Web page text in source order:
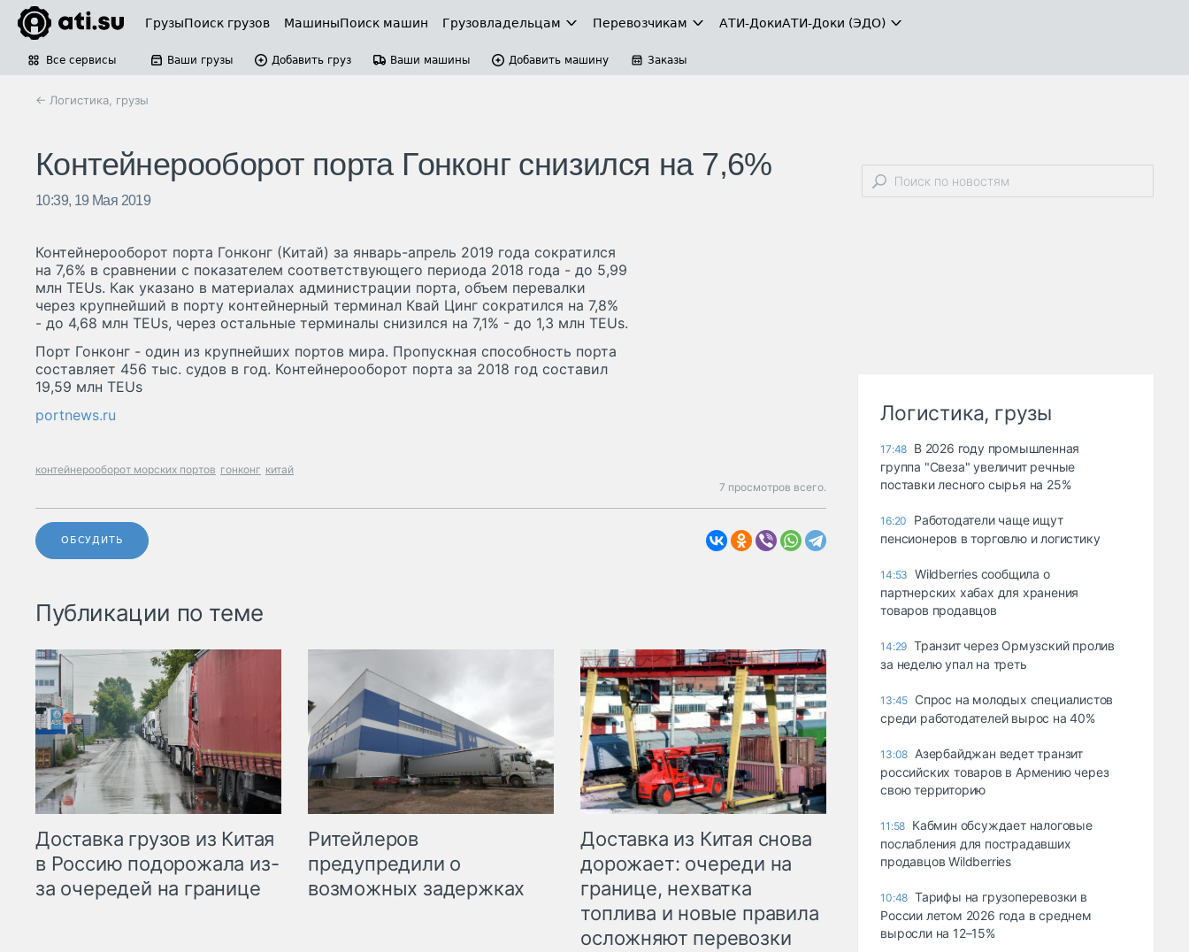
ГрузыПоиск грузов МашиныПоиск машин Грузовладельцам Перевозчикам АТИ-ДокиАТИ-Доки (ЭДО)
Все сервисы Ваши грузы Добавить груз Ваши машины Добавить машину Заказы
← Логистика, грузы
Контейнерооборот порта Гонконг снизился на 7,6%
10:39, 19 Мая 2019
Контейнерооборот порта Гонконг (Китай) за январь-апрель 2019 года сократился
на 7,6% в сравнении с показателем соответствующего периода 2018 года - до 5,99
млн TEUs. Как указано в материалах администрации порта, объем перевалки
через крупнейший в порту контейнерный терминал Квай Цинг сократился на 7,8%
- до 4,68 млн TEUs, через остальные терминалы снизился на 7,1% - до 1,3 млн TEUs.
Порт Гонконг - один из крупнейших портов мира. Пропускная способность порта
составляет 456 тыс. судов в год. Контейнерооборот порта за 2018 год составил
19,59 млн TEUs
portnews.ru
контейнерооборот морских портов гонконг китай
7 просмотров всего.
ОБСУДИТЬ
Публикации по теме
Доставка грузов из Китая
в Россию подорожала из-
за очередей на границе
Ритейлеров
предупредили о
возможных задержках
Доставка из Китая снова
дорожает: очереди на
границе, нехватка
топлива и новые правила
осложняют перевозки
Логистика, грузы
17:48 В 2026 году промышленная
группа "Свеза" увеличит речные
поставки лесного сырья на 25%
16:20
Работодатели чаще ищут
пенсионеров в торговлю и логистику
14:53
Wildberries сообщила о
партнерских хабах для хранения
товаров продавцов
14:29 Транзит через Ормузский пролив
за неделю упал на треть
13:45 Спрос на молодых специалистов
среди работодателей вырос на 40%
13:08 Азербайджан ведет транзит
российских товаров в Армению через
свою территорию
11:58 Кабмин обсуждает налоговые
послабления для пострадавших
продавцов Wildberries
10:48 Тарифы на грузоперевозки в
России летом 2026 года в среднем
выросли на 12–15%